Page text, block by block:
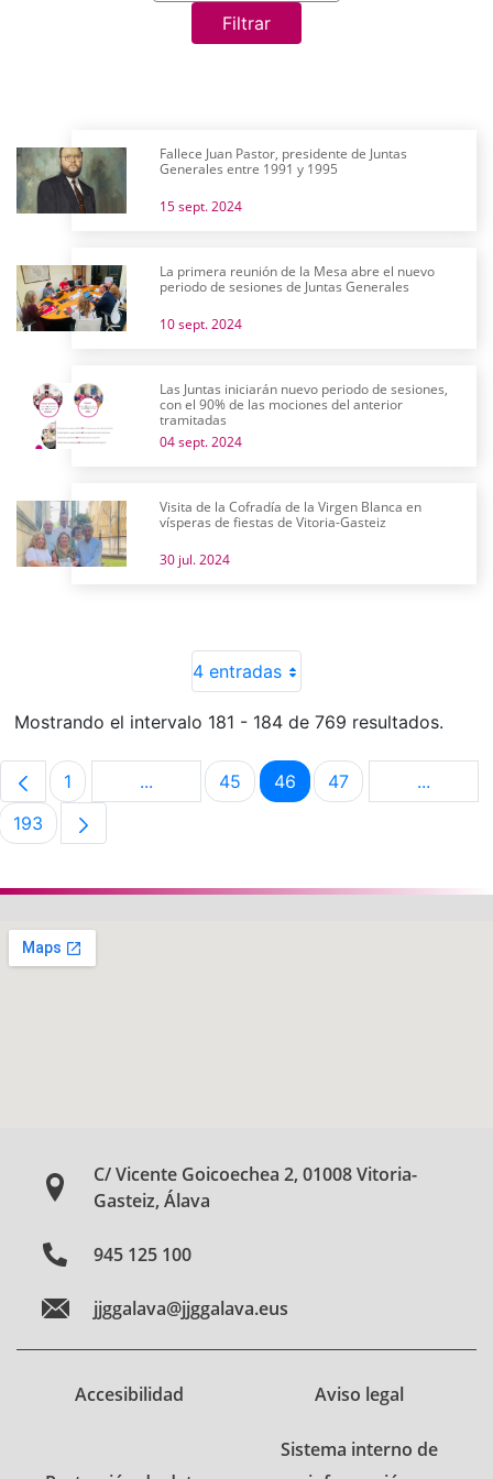
Filtrar
Fallece Juan Pastor, presidente de Juntas
Generales entre 1991 y 1995
15 sept. 2024
La primera reunión de la Mesa abre el nuevo
periodo de sesiones de Juntas Generales
10 sept. 2024
Las Juntas iniciarán nuevo periodo de sesiones,
con el 90% de las mociones del anterior
tramitadas
04 sept. 2024
Visita de la Cofradía de la Virgen Blanca en
vísperas de fiestas de Vitoria-Gasteiz
30 jul. 2024
4 entradas
Mostrando el intervalo 181 - 184 de 769 resultados.
Página
1 ...Páginas intermedias Use TAB para
Página
45 Página
46 Página
47 ...
Página
193
C/ Vicente Goicoechea 2, 01008 Vitoria-
Gasteiz, Álava
945 125 100
jjggalava@jjggalava.eus
Accesibilidad Aviso legal
Sistema interno de